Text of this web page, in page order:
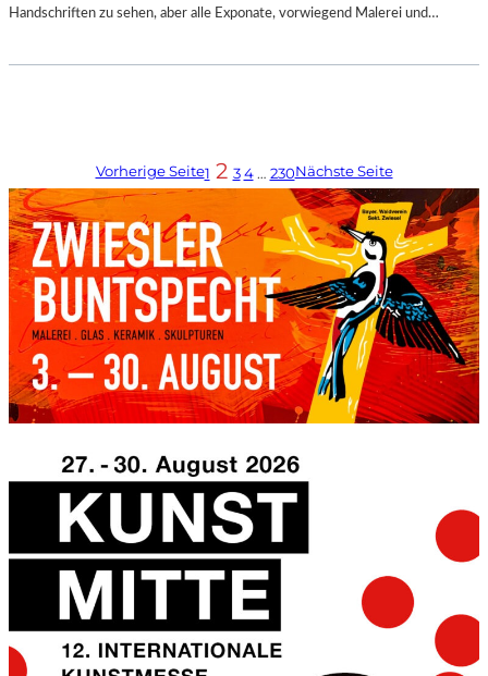
Handschriften zu sehen, aber alle Exponate, vorwiegend Malerei und…
Vorherige Seite1 2 3 4 … 230Nächste Seite